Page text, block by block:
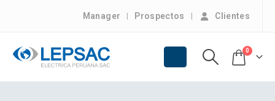
Manager Prospectos Clientes
0